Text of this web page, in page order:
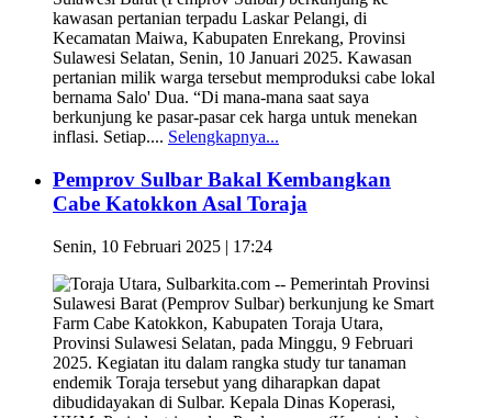
kawasan pertanian terpadu Laskar Pelangi, di
Kecamatan Maiwa, Kabupaten Enrekang, Provinsi
Sulawesi Selatan, Senin, 10 Januari 2025. Kawasan
pertanian milik warga tersebut memproduksi cabe lokal
bernama Salo' Dua. “Di mana-mana saat saya
berkunjung ke pasar-pasar cek harga untuk menekan
inflasi. Setiap.... Selengkapnya...
Pemprov Sulbar Bakal Kembangkan
Cabe Katokkon Asal Toraja
Senin, 10 Februari 2025 | 17:24
Toraja Utara, Sulbarkita.com -- Pemerintah Provinsi
Sulawesi Barat (Pemprov Sulbar) berkunjung ke Smart
Farm Cabe Katokkon, Kabupaten Toraja Utara,
Provinsi Sulawesi Selatan, pada Minggu, 9 Februari
2025. Kegiatan itu dalam rangka study tur tanaman
endemik Toraja tersebut yang diharapkan dapat
dibudidayakan di Sulbar. Kepala Dinas Koperasi,